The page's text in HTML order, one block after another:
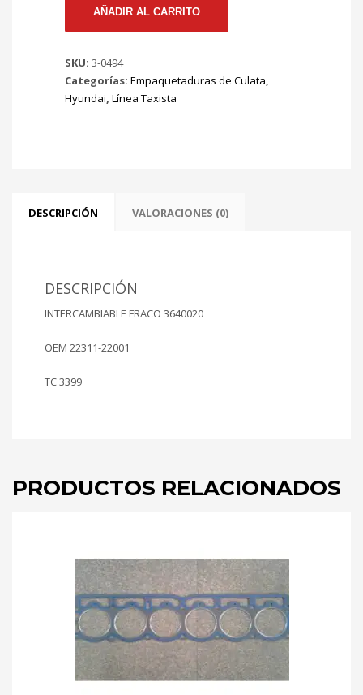
CULATA
HYUNDAI
94/...
Mt
G4K
AÑADIR AL CARRITO
SKU: 3-0494
Categorías: Empaquetaduras de Culata,
Hyundai, Línea Taxista
DESCRIPCIÓN VALORACIONES (0)
DESCRIPCIÓN
INTERCAMBIABLE FRACO 3640020
OEM 22311-22001
TC 3399
PRODUCTOS RELACIONADOS